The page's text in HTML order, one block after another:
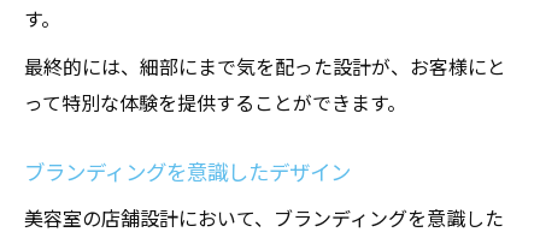
す。
最終的には、細部にまで気を配った設計が、お客様にと
って特別な体験を提供することができます。
ブランディングを意識したデザイン
美容室の店舗設計において、ブランディングを意識した